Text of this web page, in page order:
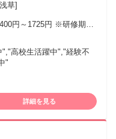
町（東京都）3番口徒歩
草]
円～1725円 ※研修期間
が50％OFFで食べられま
UP ★働き方により時給
の出勤率により基本時給
スタッフもおり、しっか
1000円支給いたします
いたします（社内規定に
高校生活躍中","経験不
"
詳細を見る